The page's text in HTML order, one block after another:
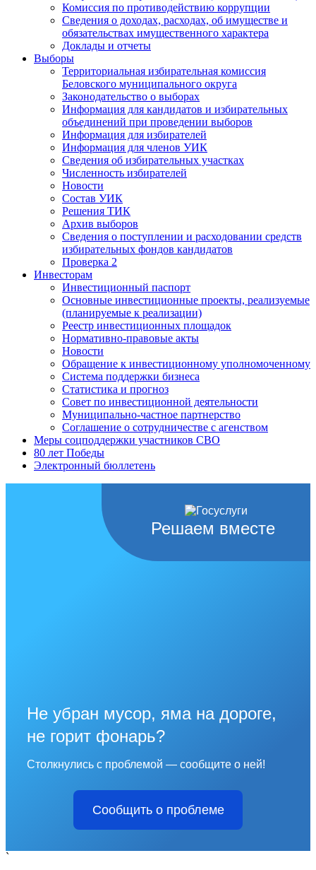
Комиссия по противодействию коррупции
Сведения о доходах, расходах, об имуществе и
обязательствах имущественного характера
Доклады и отчеты
Выборы
Территориальная избирательная комиссия
Беловского муниципального округа
Законодательство о выборах
Информация для кандидатов и избирательных
объединений при проведении выборов
Информация для избирателей
Информация для членов УИК
Сведения об избирательных участках
Численность избирателей
Новости
Состав УИК
Решения ТИК
Архив выборов
Сведения о поступлении и расходовании средств
избирательных фондов кандидатов
Проверка 2
Инвесторам
Инвестиционный паспорт
Основные инвестиционные проекты, реализуемые
(планируемые к реализации)
Реестр инвестиционных площадок
Нормативно-правовые акты
Новости
Обращение к инвестиционному уполномоченному
Система поддержки бизнеса
Статистика и прогноз
Совет по инвестиционной деятельности
Муниципально-частное партнерство
Соглашение о сотрудничестве с агенством
Меры соцподдержки участников СВО
80 лет Победы
Электронный бюллетень
Решаем вместе
Не убран мусор, яма на дороге,
не горит фонарь?
Столкнулись с проблемой — сообщите о ней!
Сообщить о проблеме
`